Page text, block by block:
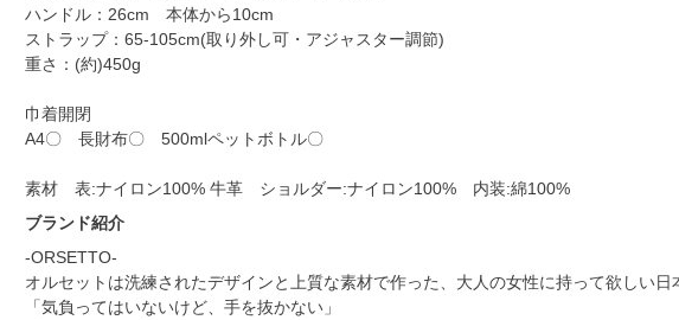
ハンドル：26cm 本体から10cm
ストラップ：65-105cm(取り外し可・アジャスター調節)
重さ：(約)450g
巾着開閉
A4〇 長財布〇 500mlペットボトル〇
素材 表:ナイロン100% 牛革 ショルダー:ナイロン100% 内装:綿100%
ブランド紹介
-ORSETTO-
オルセットは洗練されたデザインと上質な素材で作った、大人の女性に持って欲しい日
「気負ってはいないけど、手を抜かない」